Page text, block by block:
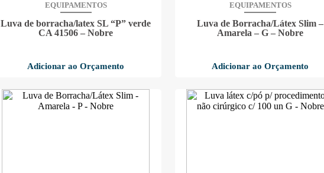
EQUIPAMENTOS
Luva de borracha/latex SL “P” verde
CA 41506 – Nobre
Adicionar ao Orçamento
EQUIPAMENTOS
Luva de Borracha/Látex Slim –
Amarela – G – Nobre
Adicionar ao Orçamento